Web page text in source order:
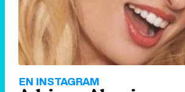
EN INSTAGRAM